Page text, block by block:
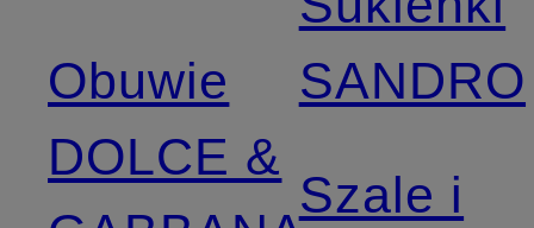
Obuwie
DOLCE &
SANDRO
Szale i